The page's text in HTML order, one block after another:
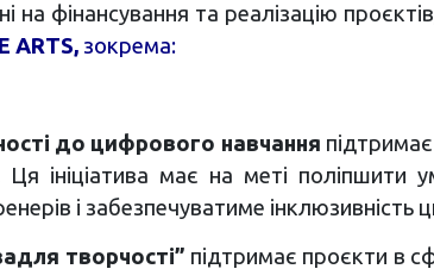
на фінансування та реалізацію
ARTS, зокрема:
до цифрового навчання
Ця ініціатива має на меті
і забезпечуватиме інклюзивність
творчості” підтримає проєкти в